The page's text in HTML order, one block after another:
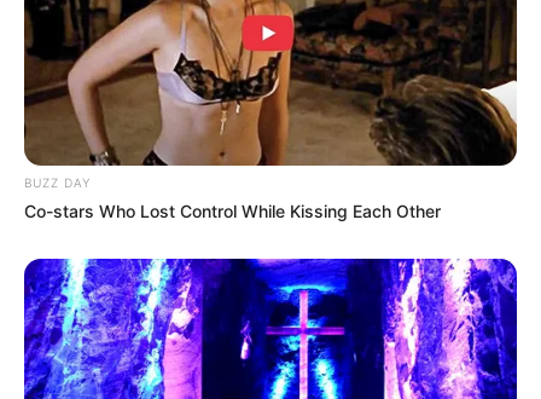
(foto: southernliving)
BUZZ DAY
Co-stars Who Lost Control While Kissing Each Other